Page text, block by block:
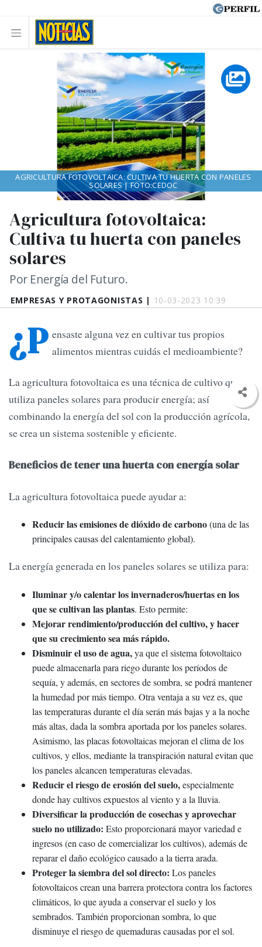
EMPRESAS Y PROTAGONISTAS | 10-03-2023 10:39
Agricultura fotovoltaica:
Cultiva tu huerta con paneles
solares
Por Energía del Futuro.
AGRICULTURA FOTOVOLTAICA: CULTIVA TU HUERTA CON PANELES
SOLARES | FOTO:CEDOC
¿P ensaste alguna vez en cultivar tus propios
alimentos mientras cuidás el medioambiente?
La agricultura fotovoltaica es una técnica de cultivo que
utiliza paneles solares para producir energía; así
combinando la energía del sol con la producción agrícola,
se crea un sistema sostenible y eficiente.
Beneficios de tener una huerta con energía solar
La agricultura fotovoltaica puede ayudar a:
Reducir las emisiones de dióxido de carbono(una de las
principales causas del calentamiento global).
La energía generada en los paneles solares se utiliza para:
Iluminar y/o calentar los invernaderos/huertas en los
que se cultivan las plantas. Esto permite:
Mejorar rendimiento/producción del cultivo, y hacer
que su crecimiento sea más rápido.
Disminuir el uso de agua,ya que el sistema fotovoltaico
puede almacenarla para riego durante los períodos de
sequía, y además, en sectores de sombra, se podrá mantener
la humedad por más tiempo. Otra ventaja a su vez es, que
las temperaturas durante el día serán más bajas y a la noche
más altas, dada la sombra aportada por los paneles solares.
Asimismo, las placas fotovoltaicas mejoran el clima de los
cultivos, y ellos, mediante la transpiración natural evitan que
los paneles alcancen temperaturas elevadas.
Reducir el riesgo de erosión del suelo,especialmente
donde hay cultivos expuestos al viento y a la lluvia.
Diversificar la producción de cosechasyaprovechar
suelo no utilizado: Esto proporcionará mayor variedad e
ingresos (en caso de comercializar los cultivos), además de
reparar el daño ecológico causado a la tierra arada.
Proteger la siembra del sol directo: Los paneles
fotovoltaicos crean una barrera protectora contra los factores
climáticos, lo que ayuda a conservar el suelo y los
sembrados. También proporcionan sombra, lo que
disminuye el riesgo de quemaduras causadas por el sol.